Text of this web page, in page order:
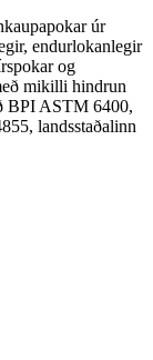
úr
endurlokanlegir
og
mikilli hindrun
BPI ASTM 6400,
landsstaðalinn